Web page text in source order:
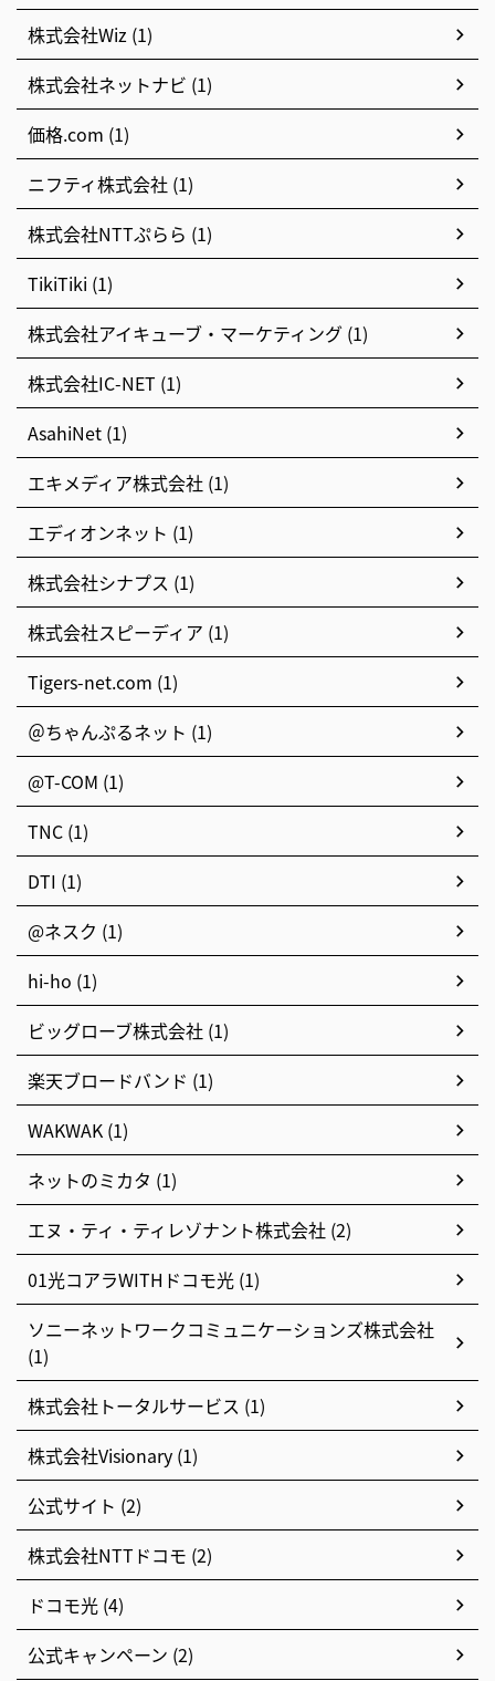
株式会社Wiz (1)
株式会社ネットナビ (1)
価格.com (1)
ニフティ株式会社 (1)
株式会社NTTぷらら (1)
TikiTiki (1)
株式会社アイキューブ・マーケティング (1)
株式会社IC-NET (1)
AsahiNet (1)
エキメディア株式会社 (1)
エディオンネット (1)
株式会社シナプス (1)
株式会社スピーディア (1)
Tigers-net.com (1)
＠ちゃんぷるネット (1)
@T-COM (1)
TNC (1)
DTI (1)
@ネスク (1)
hi-ho (1)
ビッグローブ株式会社 (1)
楽天ブロードバンド (1)
WAKWAK (1)
ネットのミカタ (1)
エヌ・ティ・ティレゾナント株式会社 (2)
01光コアラWITHドコモ光 (1)
ソニーネットワークコミュニケーションズ株式会社
(1)
株式会社トータルサービス (1)
株式会社Visionary (1)
公式サイト (2)
株式会社NTTドコモ (2)
ドコモ光 (4)
公式キャンペーン (2)